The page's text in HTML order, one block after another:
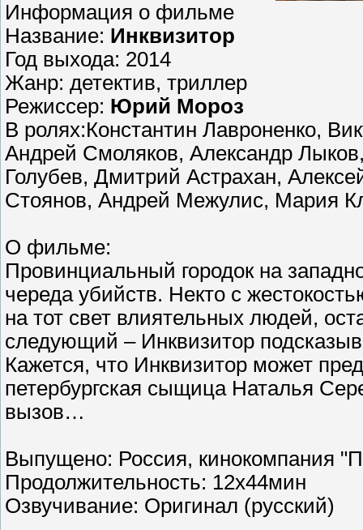
Информация о фильме
Название: Инквизитор
Год выхода: 2014
Жанр: детектив, триллер
Режиссер: Юрий Мороз
В ролях:Константин Лавроненко,
Андрей Смоляков, Александр
Голубев, Дмитрий Астрахан,
Стоянов, Андрей Межулис, Мария
О фильме:
Провинциальный городок на
череда убийств. Некто с
на тот свет влиятельных людей,
следующий – Инквизитор
Кажется, что Инквизитор может
петербургская сыщица Наталья
вызов…
Выпущено: Россия, кинокомпания
Продолжительность: 12х44мин
Озвучивание: Оригинал (русский)